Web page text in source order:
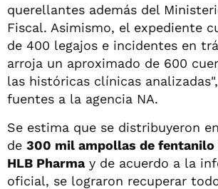
querellantes además del
Fiscal. Asimismo, el expediente
de 400 legajos e incidentes en
arroja un aproximado de 600
las históricas clínicas
fuentes a la agencia NA.
Se estima que se distribuyeron
de 300 mil ampollas de fentanilo
HLB Pharmay de acuerdo a la
oficial, se lograron recuperar